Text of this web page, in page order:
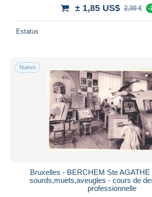
± 1,85 US$ 2,00 € -
Estatus
Nuevo
Bruxelles - BERCHEM Ste AGATHE
sourds,muets,aveugles - cours de
professionnelle